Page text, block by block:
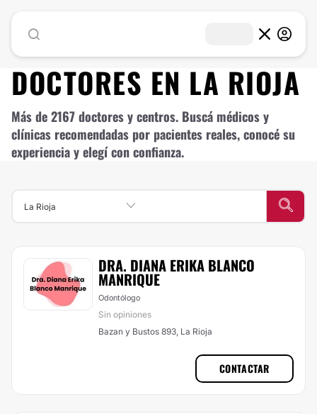
DOCTORES EN LA RIOJA
Más de 2167 doctores y centros. Buscá médicos y
clínicas recomendadas por pacientes reales, conocé su
experiencia y elegí con confianza.
La Rioja
DRA. DIANA ERIKA BLANCO
MANRIQUE
Odontólogo
Sin opiniones
Bazan y Bustos 893, La Rioja
CONTACTAR